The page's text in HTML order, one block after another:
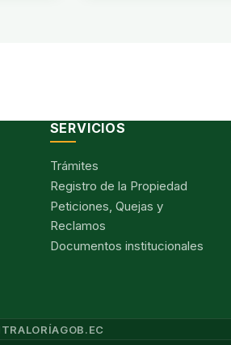
SERVICIOS
Trámites
Registro de la Propiedad
Peticiones, Quejas y
Reclamos
Documentos institucionales
GOB.EC